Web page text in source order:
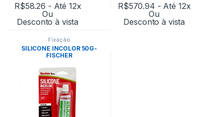
R$58.26 - Até 12x
Ou
Desconto à vista
R$570.94 - Até 12x
Ou
Desconto à vista
Fixação
SILICONE INCOLOR 50G-
FISCHER